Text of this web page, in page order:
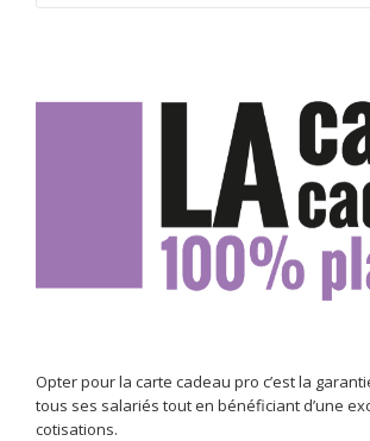
Opter pour la carte cadeau pro c’est la
tous ses salariés tout en bénéficiant d’une
cotisations.